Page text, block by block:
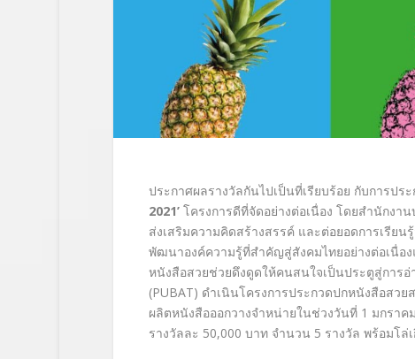
ประกาศผลรางวัลกันไปเป็นที่เรียบร้อย กับการปร
2021’ โครงการดีที่จัดอย่างต่อเนื่อง โดยสำนักง
ส่งเสริมความคิดสร้างสรรค์ และต่อยอดการเรีย
พัฒนาองค์ความรู้ที่สำคัญสู่สังคมไทยอย่างต่อเนื่อง
หนังสือสวยช่วยดึงดูดให้คนสนใจเป็นประตูสู่การ
(PUBAT) ดำเนินโครงการประกวดปกหนังสือสวย
ผลิตหนังสือออกวางจำหน่ายในช่วงวันที่ 1 มกราคม
รางวัลละ 50,000 บาท จำนวน 5 รางวัล พร้อมโล่